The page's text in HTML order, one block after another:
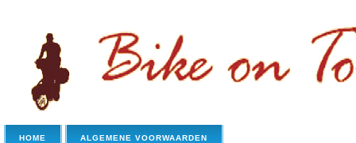
HOME ALGEMENE VOORWAARDEN